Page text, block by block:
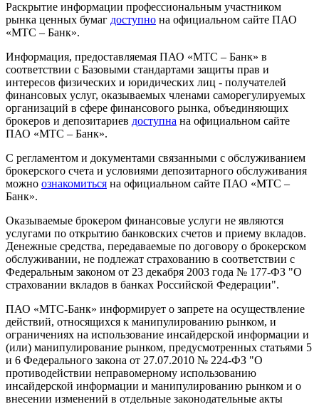
Раскрытие информации профессиональным участником
рынка ценных бумаг доступно на официальном сайте ПАО
«МТС – Банк».
Информация, предоставляемая ПАО «МТС – Банк» в
соответствии с Базовыми стандартами защиты прав и
интересов физических и юридических лиц - получателей
финансовых услуг, оказываемых членами саморегулируемых
организаций в сфере финансового рынка, объединяющих
брокеров и депозитариев доступна на официальном сайте
ПАО «МТС – Банк».
С регламентом и документами связанными с обслуживанием
брокерского счета и условиями депозитарного обслуживания
можно ознакомиться на официальном сайте ПАО «МТС –
Банк».
Оказываемые брокером финансовые услуги не являются
услугами по открытию банковских счетов и приему вкладов.
Денежные средства, передаваемые по договору о брокерском
обслуживании, не подлежат страхованию в соответствии с
Федеральным законом от 23 декабря 2003 года № 177-ФЗ "О
страховании вкладов в банках Российской Федерации".
ПАО «МТС-Банк» информирует о запрете на осуществление
действий, относящихся к манипулированию рынком, и
ограничениях на использование инсайдерской информации и
(или) манипулирование рынком, предусмотренных статьями 5
и 6 Федерального закона от 27.07.2010 № 224-ФЗ "О
противодействии неправомерному использованию
инсайдерской информации и манипулированию рынком и о
внесении изменений в отдельные законодательные акты